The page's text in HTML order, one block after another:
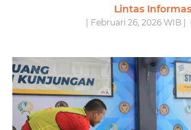
Lintas
| Februari 26, 2026 WIB |